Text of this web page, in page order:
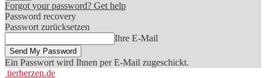
Forgot your password? Get help
Password recovery
Passwort zurücksetzen
Ihre E-Mail
Ein Passwort wird Ihnen per E-Mail zugeschickt.
tierherzen.de